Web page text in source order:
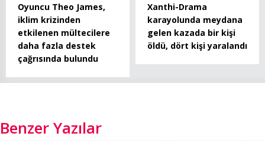
Oyuncu Theo James,
iklim krizinden
etkilenen mültecilere
daha fazla destek
çağrısında bulundu
Xanthi-Drama
karayolunda meydana
gelen kazada bir kişi
öldü, dört kişi yaralandı
Benzer Yazılar